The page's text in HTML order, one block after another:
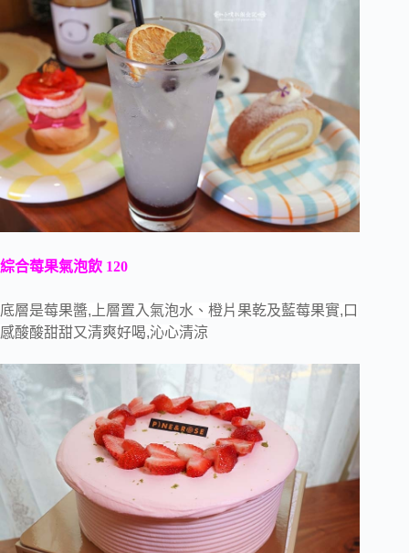
綜合莓果氣泡飲 120
底層是莓果醬,上層置入氣泡水、橙片果乾及藍莓果實,口
感酸酸甜甜又清爽好喝,沁心清涼